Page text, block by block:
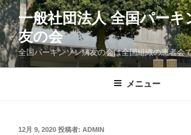
コ
ン
テ
ン
ツ
一般社団法人 全国パーキ
友の会
全国パーキンソン病友の会は全国組織の患者会
メニュー
投
12月 9, 2020 投稿者: ADMIN